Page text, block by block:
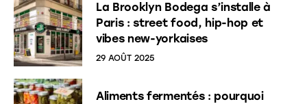
La Brooklyn Bodega s’installe à
Paris : street food, hip-hop et
vibes new-yorkaises
29 AOÛT 2025
Aliments fermentés : pourquoi